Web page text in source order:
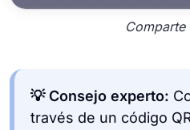
💡 Consejo experto:
través de un código